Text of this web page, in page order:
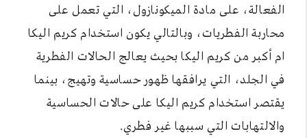
الفعالة، على مادة الميكونازول، التي تعمل على
محاربة الفطريات، وبالتالي يكون استخدام كريم اليكا
ام أكبر من كريم اليكا بحيث يعالج الحالات الفطرية
في الجلد، التي يرافقها ظهور حساسية وتهيج، بينما
يقتصر استخدام كريم اليكا على حالات الحساسية
والالتهابات التي سببها غير فطري.